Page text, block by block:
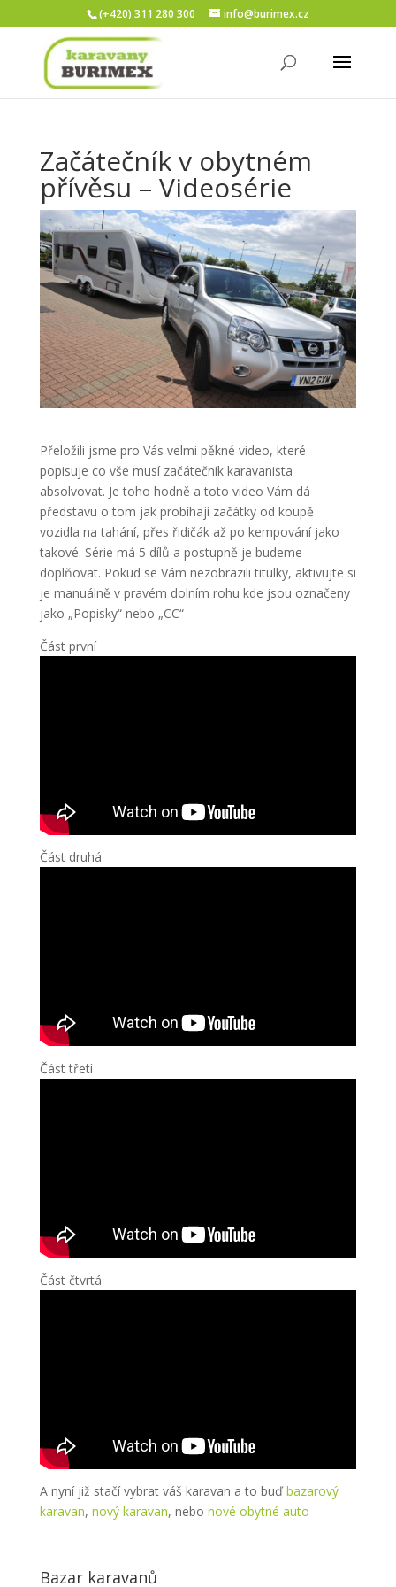
(+420) 311 280 300 info@burimex.cz
Začátečník v obytném
přívěsu – Videosérie
Přeložili jsme pro Vás velmi pěkné video, které
popisuje co vše musí začátečník karavanista
absolvovat. Je toho hodně a toto video Vám dá
představu o tom jak probíhají začátky od koupě
vozidla na tahání, přes řidičák až po kempování jako
takové. Série má 5 dílů a postupně je budeme
doplňovat. Pokud se Vám nezobrazili titulky, aktivujte si
je manuálně v pravém dolním rohu kde jsou označeny
jako „Popisky“ nebo „CC“
Část první
Část druhá
Část třetí
Část čtvrtá
A nyní již stačí vybrat váš karavan a to buďbazarový
karavan, nový karavan, nebo nové obytné auto
Bazar karavanů